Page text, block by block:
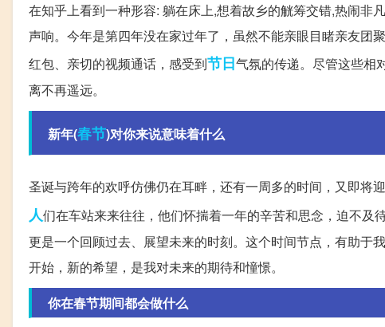
在知乎上看到一种形容: 躺在床上,想着故乡的觥筹交错,热闹非
声响。今年是第四年没在家过年了，虽然不能亲眼目睹亲友团
红包、亲切的视频通话，感受到节日气氛的传递。尽管这些相
离不再遥远。
新年(春节)对你来说意味着什么
圣诞与跨年的欢呼仿佛仍在耳畔，还有一周多的时间，又即
人们在车站来来往往，他们怀揣着一年的辛苦和思念，迫不及
更是一个回顾过去、展望未来的时刻。这个时间节点，有助于
开始，新的希望，是我对未来的期待和憧憬。
你在春节期间都会做什么